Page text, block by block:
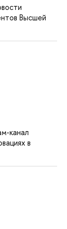
Высшей
канал
в